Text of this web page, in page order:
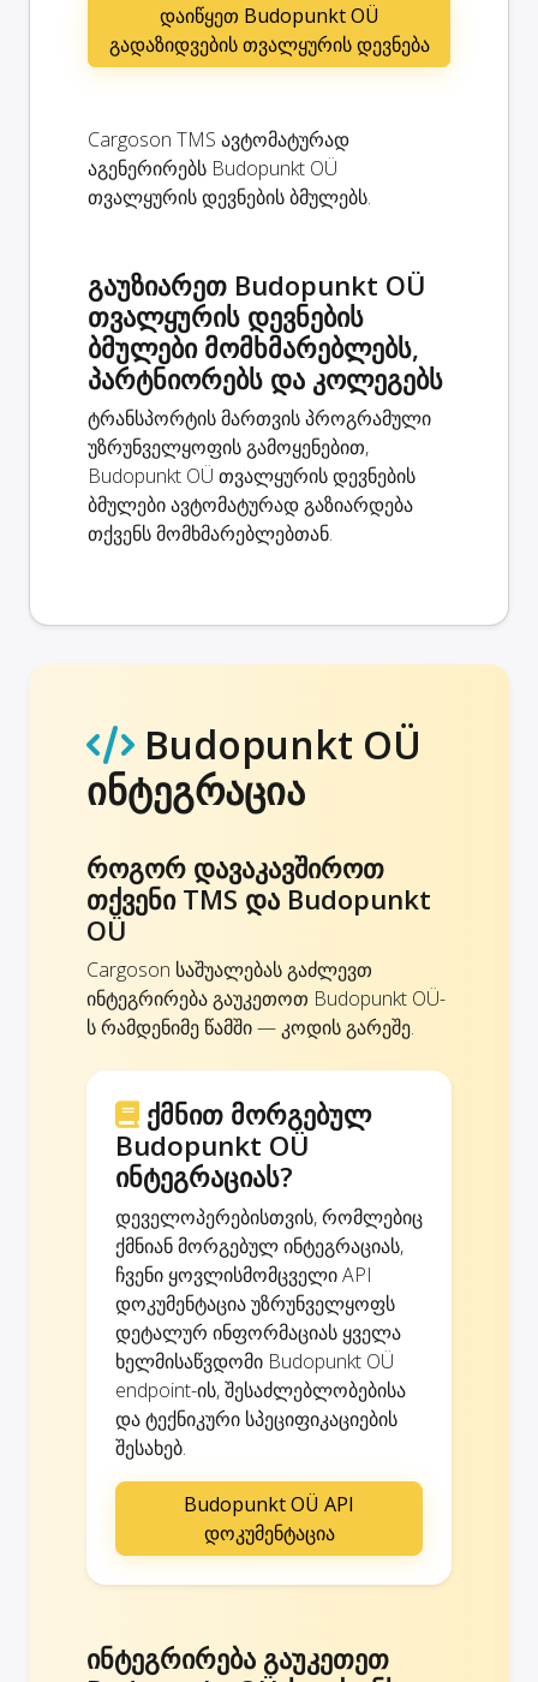
დაიწყეთ Budopunkt OÜ
გადაზიდვების თვალყურის დევნება
Cargoson TMS ავტომატურად
აგენერირებს Budopunkt OÜ
თვალყურის დევნების ბმულებს.
გაუზიარეთ Budopunkt OÜ
თვალყურის დევნების
ბმულები მომხმარებლებს,
პარტნიორებს და კოლეგებს
ტრანსპორტის მართვის პროგრამული
უზრუნველყოფის გამოყენებით,
Budopunkt OÜ თვალყურის დევნების
ბმულები ავტომატურად გაზიარდება
თქვენს მომხმარებლებთან.
Budopunkt OÜ
ინტეგრაცია
როგორ დავაკავშიროთ
თქვენი TMS და Budopunkt
OÜ
Cargoson საშუალებას გაძლევთ
ინტეგრირება გაუკეთოთ Budopunkt OÜ-
ს რამდენიმე წამში — კოდის გარეშე.
ქმნით მორგებულ
Budopunkt OÜ
ინტეგრაციას?
დეველოპერებისთვის, რომლებიც
ქმნიან მორგებულ ინტეგრაციას,
ჩვენი ყოვლისმომცველი API
დოკუმენტაცია უზრუნველყოფს
დეტალურ ინფორმაციას ყველა
ხელმისაწვდომი Budopunkt OÜ
endpoint-ის, შესაძლებლობებისა
და ტექნიკური სპეციფიკაციების
შესახებ.
Budopunkt OÜ API
დოკუმენტაცია
ინტეგრირება გაუკეთეთ